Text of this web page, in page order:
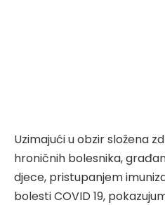
Uzimajući u obzir složena
hroničnih bolesnika,
djece, pristupanjem
bolesti COVID 19,